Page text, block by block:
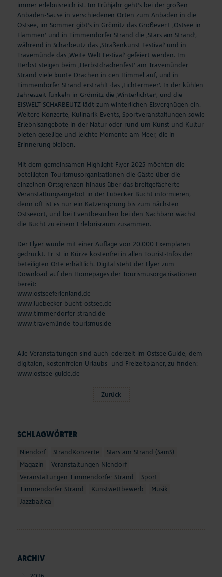
SCHLAGWÖRTER
Niendorf StrandKonzerte
Stars am Strand (SamS)
Magazin
Veranstaltungen Niendorf
Veranstaltungen Timmendorfer Strand
Sport
Timmendorfer Strand
Kunstwettbewerb
Musik
Jazzbaltica
ARCHIV
immer erlebnisreich ist. Im Frühjahr geht’s bei der großen
Anbaden-Sause in verschiedenen Orten zum Anbaden in die
Ostsee, im Sommer gibt’s in Grömitz das Großevent ‚Ostsee in
Flammen‘ und in Timmendorfer Strand die ‚Stars am Strand‘,
während in Scharbeutz das ‚Straßenkunst Festival‘ und in
Travemünde das ‚Weite Welt Festival‘ gefeiert werden. Im
Herbst steigen beim ‚Herbstdrachenfest‘ am Travemünder
Strand viele bunte Drachen in den Himmel auf, und in
Timmendorfer Strand erstrahlt das ‚Lichtermeer‘. In der kühlen
Jahreszeit funkeln in Grömitz die ‚Winterlichter‘, und die
EISWELT SCHARBEUTZ lädt zum winterlichen Eisvergnügen ein.
Weitere Konzerte, Kulinarik-Events, Sportveranstaltungen sowie
Erlebnisangebote in der Natur oder rund um Kunst und Kultur
bieten gesellige und leichte Momente am Meer, die in
Erinnerung bleiben.
Mit dem gemeinsamen Highlight-Flyer 2025 möchten die
beteiligten Tourismusorganisationen die Gäste über die
einzelnen Ortsgrenzen hinaus über das breitgefächerte
Veranstaltungsangebot in der Lübecker Bucht informieren,
denn oft ist es nur ein Katzensprung bis zum nächsten
Ostseeort, und bei Eventbesuchen bei den Nachbarn wächst
die Bucht zu einem Erlebnisraum zusammen.
Der Flyer wurde mit einer Auflage von 20.000 Exemplaren
gedruckt. Er ist in Kürze kostenfrei in allen Tourist-Infos der
beteiligten Orte erhältlich. Digital steht der Flyer zum
Download auf den Homepages der Tourismusorganisationen
bereit:
www.ostseeferienland.de
www.luebecker-bucht-ostsee.de
www.timmendorfer-strand.de
www.travemünde-tourismus.de
Alle Veranstaltungen sind auch jederzeit im Ostsee Guide, dem
digitalen, kostenfreien Urlaubs- und Freizeitplaner, zu finden:
www.ostsee-guide.de
Zurück